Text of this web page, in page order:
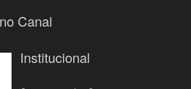
Canal
Institucional